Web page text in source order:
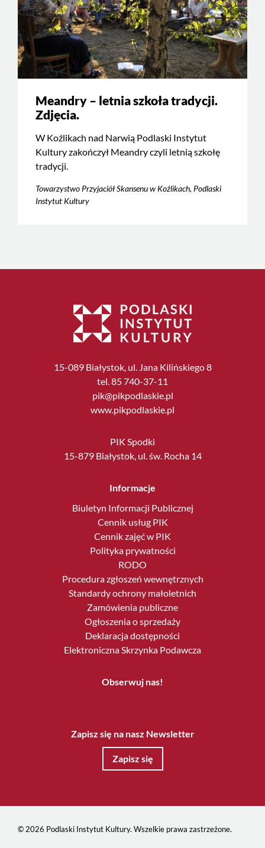
Meandry – letnia szkoła tradycji.
Zdjęcia.
W Koźlikach nad Narwią Podlaski Instytut
Kultury zakończył Meandry czyli letnią szkołę
tradycji.
Towarzystwo Przyjaciół Skansenu w Koźlikach, Podlaski
Instytut Kultury
15-089 Białystok, ul. Jana Kilińskiego 8
tel. 85 740-37-11
pik@pikpodlaskie.pl
www.pikpodlaskie.pl
PIK Spodki
15-879 Białystok, ul. św. Rocha 14
Informacje
Biuletyn Informacji Publicznej
Cennik usług PIK
Cennik zajęć w PIK
Polityka prywatności
RODO
Procedura zgłoszeń wewnętrznych
Standardy ochrony małoletnich
Zamówienia publiczne
Ogłoszenia o sprzedaży
Deklaracja dostępności
Elektroniczna Skrzynka Podawcza
Obserwuj nas!
Zapisz się na nasz Newsletter
Zapisz się
© 2026 Podlaski Instytut Kultury. Wszelkie prawa zastrzeżone.